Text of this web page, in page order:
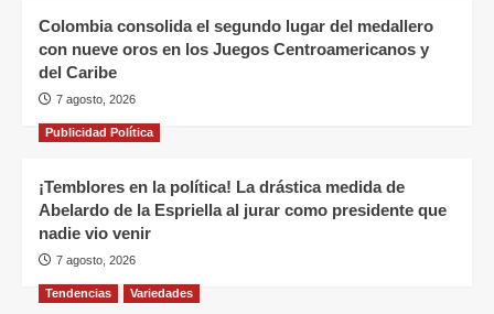
Colombia consolida el segundo lugar del medallero
con nueve oros en los Juegos Centroamericanos y
del Caribe
7 agosto, 2026
Publicidad Política
¡Temblores en la política! La drástica medida de
Abelardo de la Espriella al jurar como presidente que
nadie vio venir
7 agosto, 2026
Tendencias Variedades